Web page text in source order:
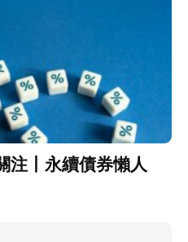
注丨永續債券懶人